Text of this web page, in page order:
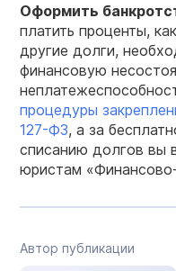
Оформить
платить проценты,
другие долги,
финансовую
процедуры
127-ФЗ, а за
списанию долгов вы
юристам
Автор публикации